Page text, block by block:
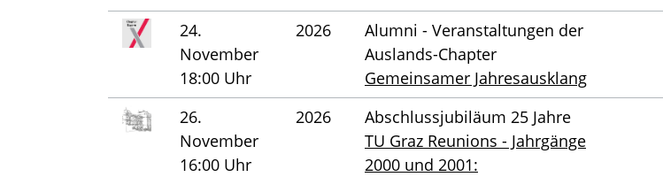
24.
November
18:00 Uhr
2026
Alumni - Veranstaltungen der
Auslands-Chapter
Gemeinsamer Jahresausklang
26.
November
16:00 Uhr
2026
Abschlussjubiläum 25 Jahre
TU Graz Reunions - Jahrgänge
2000 und 2001: